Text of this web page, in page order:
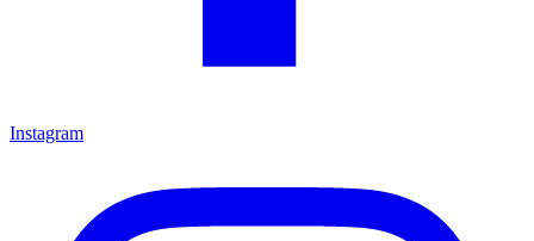
Instagram